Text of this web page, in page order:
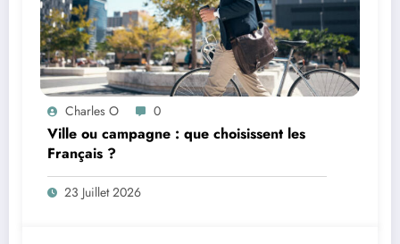
Charles O 0
Ville ou campagne : que choisissent les
Français ?
23 Juillet 2026